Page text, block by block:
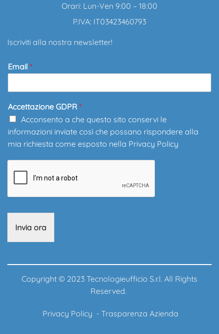
Orari: Lun-Ven 9:00 – 18:00
P.IVA: IT03423460793
Iscriviti alla nostra newsletter!
Email *
Accettazione GDPR *
Acconsento a che questo sito conservi le
informazioni inviate così che possano rispondere alla
mia richiesta come esposto nella Privacy Policy
Invia ora
Copyright © 2023 Tecnologieufficio S.r.l. All Rights
Reserved.
Privacy Policy - Trasparenza Azienda